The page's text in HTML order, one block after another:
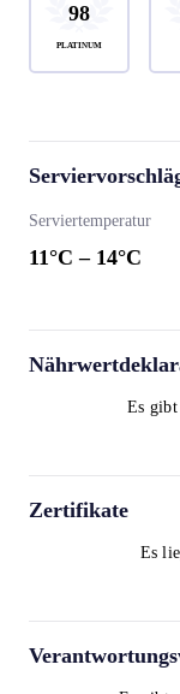
98
PLATINUM
Serviertemperatur
11°C – 14°C
Es
Zertifikate
Es